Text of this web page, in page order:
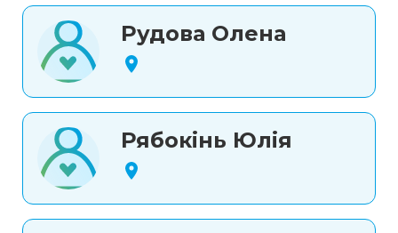
Рудова Олена
Рябокінь Юлія